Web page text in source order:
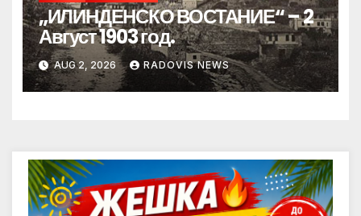
„ИЛИНДЕНСКО ВОСТАНИЕ“ – 2
Август 1903 год.
AUG 2, 2026 RADOVIS NEWS